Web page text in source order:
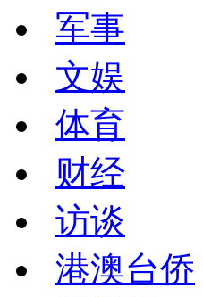
军事
文娱
体育
财经
访谈
港澳台侨